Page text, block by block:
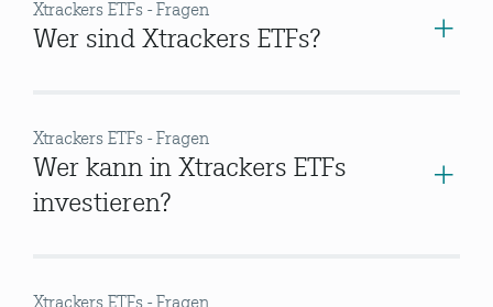
Xtrackers ETFs - Fragen
Wer sind Xtrackers ETFs?
Xtrackers ETFs - Fragen
Wer kann in Xtrackers ETFs
investieren?
Xtrackers ETFs - Fragen